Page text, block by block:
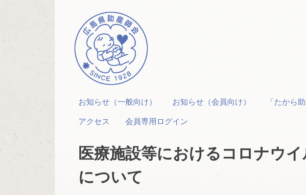
content
お知らせ（一般向け） お知らせ（会員向け） 「たから
アクセス 会員専用ログイン
医療施設等におけるコロナウ
について